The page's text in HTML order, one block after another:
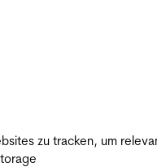
zu tracken, um